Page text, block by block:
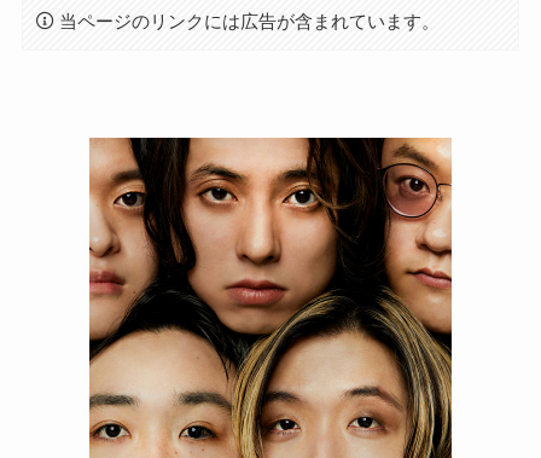
当ページのリンクには広告が含まれています。